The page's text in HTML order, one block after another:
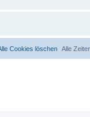
Alle
Cookies löschen